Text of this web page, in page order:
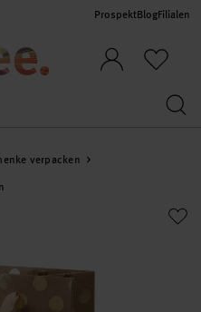
ProspektBlogFilialen
verpacken